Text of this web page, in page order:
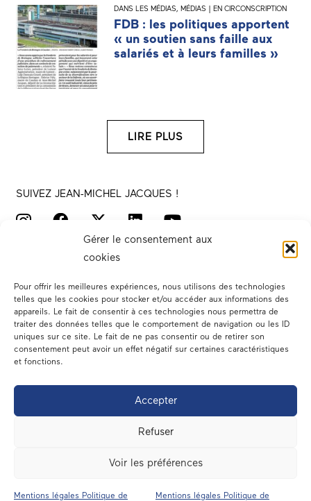
Gérer le consentement aux
cookies
Pour offrir les meilleures expériences, nous utilisons des technologies
telles que les cookies pour stocker et/ou accéder aux informations des
appareils. Le fait de consentir à ces technologies nous permettra de
traiter des données telles que le comportement de navigation ou les ID
uniques sur ce site. Le fait de ne pas consentir ou de retirer son
consentement peut avoir un effet négatif sur certaines caractéristiques
et fonctions.
Accepter
Refuser
Voir les préférences
Mentions légales Politique de Mentions légales Politique de
DANS LES MÉDIAS, MÉDIAS | EN CIRCONSCRIPTION
FDB : les politiques apportent
« un soutien sans faille aux
salariés et à leurs familles »
LIRE PLUS
SUIVEZ JEAN-MICHEL JACQUES !
Votre député
Dans les médias
En circonscription
A l’assemblée
Contact